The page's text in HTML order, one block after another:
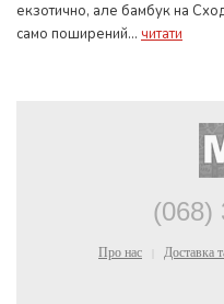
екзотично, але бамбук на
само поширений... читати
(068)
Про нас Доставка